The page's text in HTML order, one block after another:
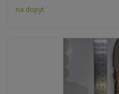
na dopyt